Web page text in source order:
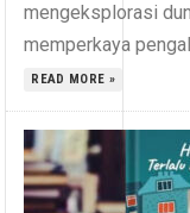
mengeksplorasi
memperkaya
READ MORE »